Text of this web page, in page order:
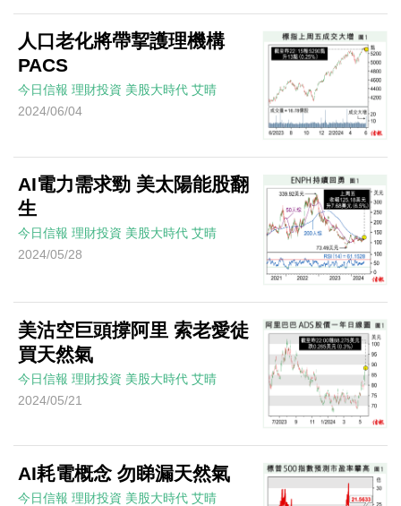
人口老化將帶挈護理機構
PACS
今日信報 理財投資 美股大時代 艾晴
2024/06/04
AI電力需求勁 美太陽能股翻
生
今日信報 理財投資 美股大時代 艾晴
2024/05/28
美沽空巨頭撐阿里 索老愛徒
買天然氣
今日信報 理財投資 美股大時代 艾晴
2024/05/21
AI耗電概念 勿睇漏天然氣
今日信報 理財投資 美股大時代 艾晴